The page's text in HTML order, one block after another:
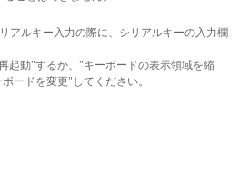
アルキー入力の際に、シリアルキーの入力欄
起動"するか、"キーボードの表示領域を縮
ードを変更"してください。